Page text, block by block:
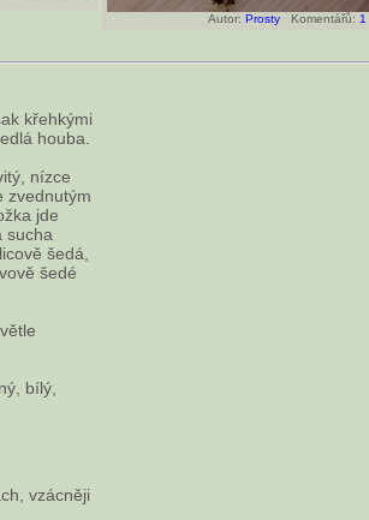
Autor: Prosty Komentářů: 1
křehkými
houba.
nízce
zvednutým
jde
sucha
šedá,
šedé
bílý,
vzácněji